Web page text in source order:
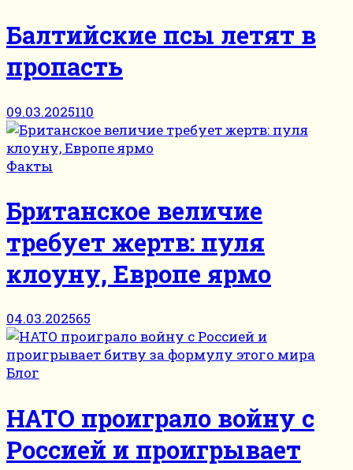
Балтийские псы летят в
пропасть
09.03.2025110
Факты
Британское величие
требует жертв: пуля
клоуну, Европе ярмо
04.03.202565
Блог
НАТО проиграло войну с
Россией и проигрывает